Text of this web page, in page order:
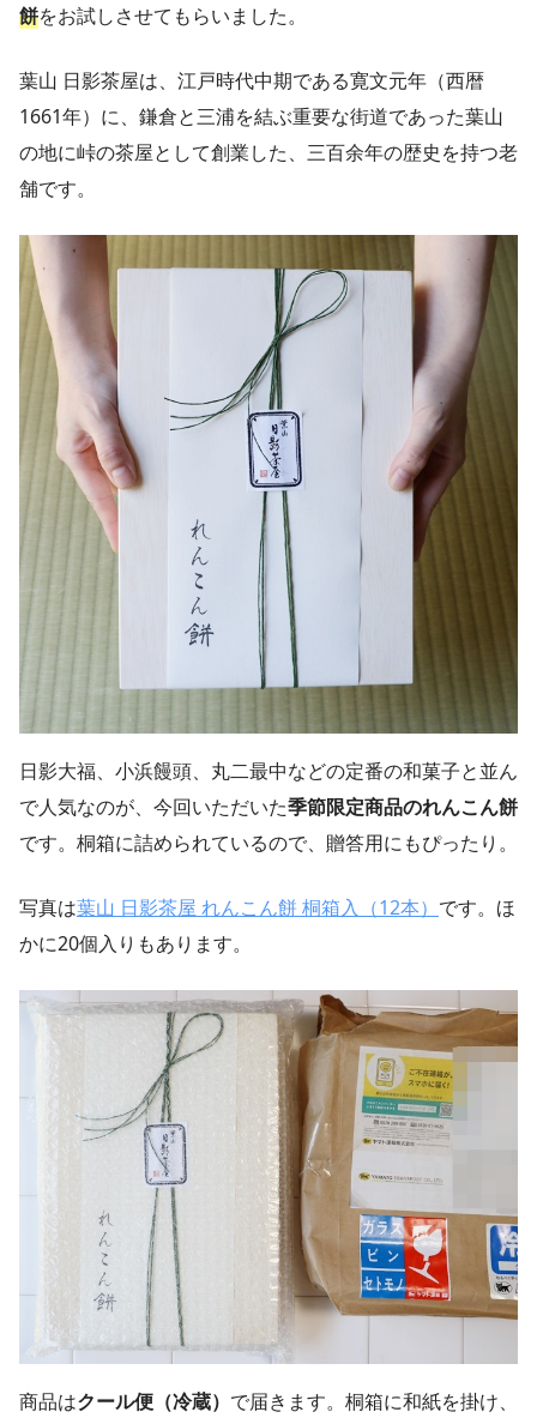
餅をお試しさせてもらいました。
葉山 日影茶屋は、江戸時代中期である寛文元年（西暦
1661年）に、鎌倉と三浦を結ぶ重要な街道であった葉山
の地に峠の茶屋として創業した、三百余年の歴史を持つ老
舗です。
日影大福、小浜饅頭、丸二最中などの定番の和菓子と並ん
で人気なのが、今回いただいた季節限定商品のれんこん餅
です。桐箱に詰められているので、贈答用にもぴったり。
写真は葉山 日影茶屋 れんこん餅 桐箱入（12本） です。ほ
かに20個入りもあります。
商品はクール便（冷蔵） で届きます。桐箱に和紙を掛け、